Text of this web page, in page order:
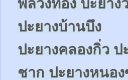
พลวงทอง ปะยา
ปะยางบ้านบึง
ปะยางคลองกิ่ว ป
ชาก ปะยางหนอ